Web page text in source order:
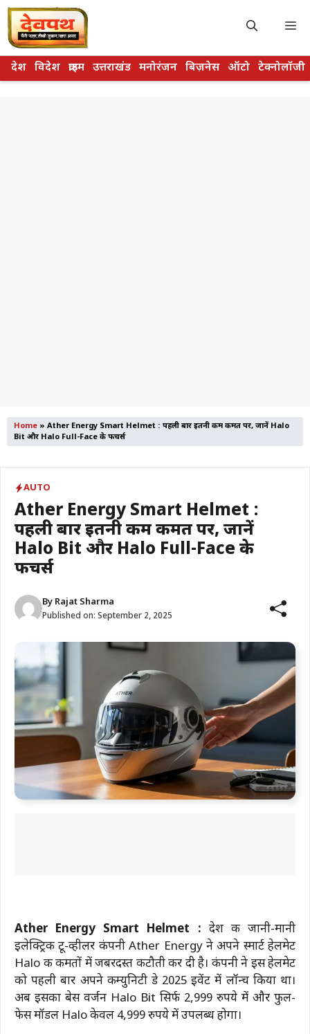
Skip
to
content
देश विदेश क्राइम उत्तराखंड मनोरंजन बिज़नेस ऑटो टेक्नोलॉजी
Home » Ather Energy Smart Helmet : पहली बार इतनी कम कीमत पर, जानें Halo
Bit और Halo Full-Face के फीचर्स
AUTO
Ather Energy Smart Helmet :
पहली बार इतनी कम कीमत पर, जानें
Halo Bit और Halo Full-Face के
फीचर्स
By Rajat Sharma
Published on: September 2, 2025
Ather Energy Smart Helmet : देश की जानी-मानी
इलेक्ट्रिक टू-व्हीलर कंपनी Ather Energy ने अपने स्मार्ट हेलमेट
Halo की कीमतों में जबरदस्त कटौती कर दी है। कंपनी ने इस हेलमेट
को पहली बार अपने कम्युनिटी डे 2025 इवेंट में लॉन्च किया था।
अब इसका बेस वर्जन Halo Bit सिर्फ 2,999 रुपये में और फुल-
फेस मॉडल Halo केवल 4,999 रुपये में उपलब्ध होगा।